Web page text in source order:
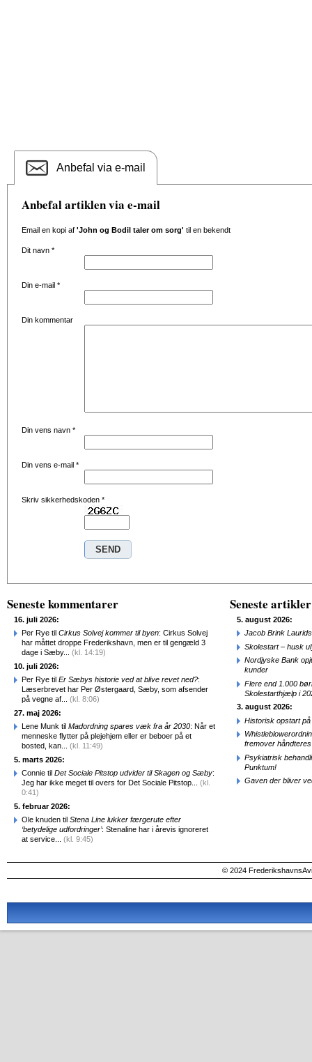
Anbefal via e-mail
Anbefal artiklen via e-mail
Email en kopi af 'John og Bodil taler om sorg' til en bekendt
Dit navn *
Din e-mail *
Din kommentar
Din vens navn *
Din vens e-mail *
Skriv sikkerhedskoden *
Seneste kommentarer
16. juli 2026:
Per Rye til Cirkus Solvej kommer til byen: Cirkus Solvej
har måttet droppe Frederikshavn, men er til gengæld 3
dage i Sæby... (kl. 14:19)
10. juli 2026:
Per Rye til Er Sæbys historie ved at blive revet ned?:
Læserbrevet har Per Østergaard, Sæby, som afsender
på vegne af... (kl. 8:06)
27. maj 2026:
Lene Munk til Madordning spares væk fra år 2030: Når et
menneske flytter på plejehjem eller er beboer på et
bosted, kan... (kl. 11:49)
5. marts 2026:
Connie til Det Sociale Pitstop udvider til Skagen og Sæby:
Jeg har ikke meget til overs for Det Sociale Pitstop... (kl.
0:41)
5. februar 2026:
Ole knuden til Stena Line lukker færgerute efter
‘betydelige udfordringer’: Stenaline har i årevis ignoreret
at service... (kl. 9:45)
Seneste artikler
5. august 2026:
Jacob Brink
Skolestart – husk
Nordjyske Bank
kunder
Flere end 1.000
Skolestarthjælp i
3. august 2026:
Historisk opstart
fremover
Psykiatrisk
Punktum!
Gaven der bliver
© 2024